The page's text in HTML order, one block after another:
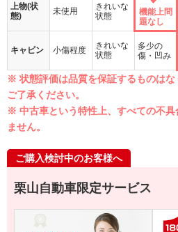
上物(状
態)
未使用
きれいな
状態
機能上問
題なし
キャビン 小傷程度
きれいな
状態
多少の
傷・凹み
※ 状態評価は品質を保証するものは
ご了承ください。
※ 中古車という特性上、すべての不具
ません。
ご購入検討中のお客様へ
栗山自動車限定サービス